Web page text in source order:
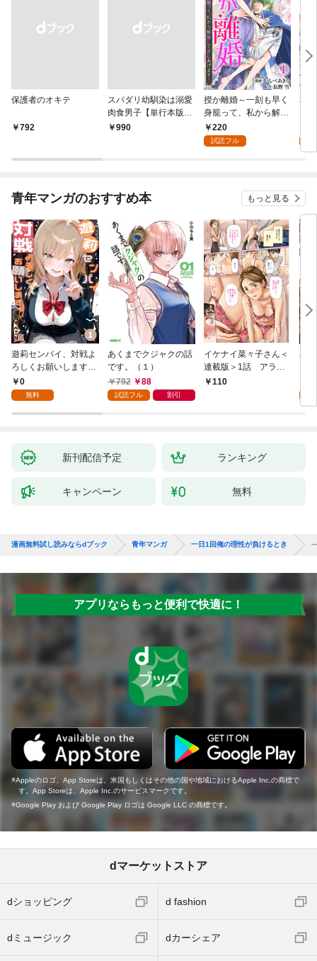
保護者のオキテ
￥792
スパダリ幼馴染は溺愛
肉食男子【単行本版】
1トロ甘ルームシェア
￥990
授か離婚～一刻も早く
身籠って、私から解放
してさしあげます！1
220
試読フル
私
婚
青年マンガのおすすめ本 もっと見る
遊莉センパイ、対戦よ
ろしくお願いします。
1 0
無料
あくまでクジャクの話
です。（１）
792
88
試読フル 割引
イケナイ菜々子さん＜
連載版＞1話 アラフ
ォー女神と初体験
110
異
新刊配信予定 ランキング
キャンペーン 無料
漫画無料試し読みならdブック 青年マンガ 一日1回俺の理性が負けるとき
アプリならもっと便利で快適に！
Appleのロゴ、App Storeは、米国もしくはその他の国や地域におけるApple Inc.の商標で
す。App Storeは、Apple Inc.のサービスマークです。
Google Play および Google Play ロゴは Google LLC の商標です。
dマーケットストア
dショッピング d fashion
dミュージック dカーシェア